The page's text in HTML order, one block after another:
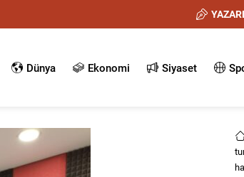
Dünya Ekonomi Siyaset